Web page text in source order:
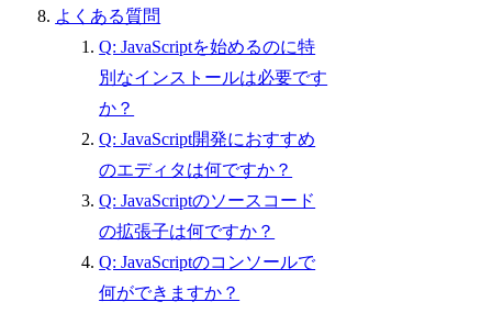
よくある質問
Q: JavaScriptを始めるのに特
別なインストールは必要です
か？
Q: JavaScript開発におすすめ
のエディタは何ですか？
Q: JavaScriptのソースコード
の拡張子は何ですか？
Q: JavaScriptのコンソールで
何ができますか？